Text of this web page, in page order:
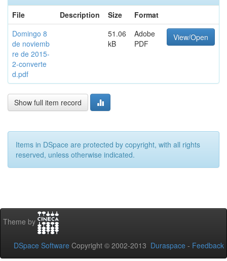
File
Description Size
Format
Domingo 8
de noviemb
re de 2015-
2-converte
d.pdf
51.06
kB
Adobe
PDF
View/Open
Show full item record
Items in DSpace are protected by copyright, with all rights
reserved, unless otherwise indicated.
Theme by
DSpace Software Copyright © 2002-2013 Duraspace - Feedback